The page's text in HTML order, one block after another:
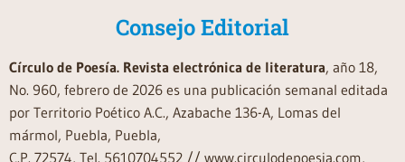
Consejo Editorial
Círculo de Poesía. Revista electrónica de literatura, año 18,
No. 960, febrero de 2026 es una publicación semanal editada
por Territorio Poético A.C., Azabache 136-A, Lomas del
mármol, Puebla, Puebla,
C.P. 72574, Tel. 5610704552 // www.circulodepoesia.com,